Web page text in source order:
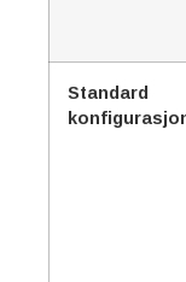
Standard